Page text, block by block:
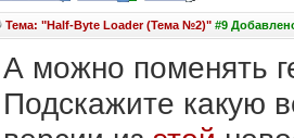
Тема: "Half-Byte Loader (Тема №2)"#9
А можно поменять
Подскажите какую